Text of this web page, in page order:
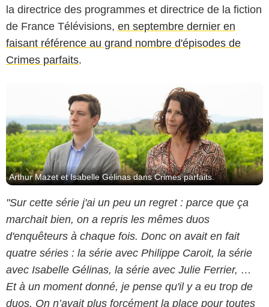
la directrice des programmes et directrice de la fiction
de France Télévisions, en septembre dernier en
faisant référence au grand nombre d'épisodes de
Crimes parfaits.
Arthur Mazet et Isabelle Gélinas dans Crimes parfaits.
"Sur cette série j'ai un peu un regret : parce que ça
marchait bien, on a repris les mêmes duos
d'enquêteurs à chaque fois. Donc on avait en fait
quatre séries : la série avec Philippe Caroit, la série
avec Isabelle Gélinas, la série avec Julie Ferrier, …
Et à un moment donné, je pense qu'il y a eu trop de
duos. On n’avait plus forcément la place pour toutes